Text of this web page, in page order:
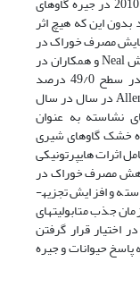
بدون این که هیچ اثر
مصرف خوراک در
سطح 69/0 درصد کاهش یافت که مشابه با گزارش Neal و همکاران در
سال در سال 2014 که اوره آهسته رهش را در سطح 49/0 درصد
استفاده کردند و مصرف خوراک معنی‌دار نبود. Allen در سال در سال
نشاسته به عنوان
خشک گاوهای شیری
هایپرتونیکی
مصرف خوراک در
تیمار چهار می­تواند به دلیل افزایش درصد نشاسته و افزایش تجزیه­
جذب متابولیت­های
اختیار قرار گرفتن
پاسخ حیوانات و جیره